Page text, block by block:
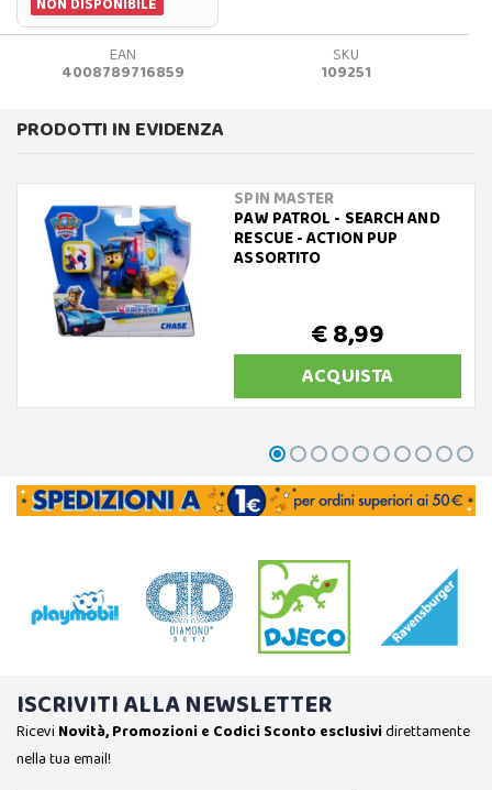
EAN
4008789716859
SKU
109251
PRODOTTI IN EVIDENZA
SPIN MASTER
PAW PATROL - SEARCH AND
RESCUE - ACTION PUP
ASSORTITO
€ 8,99
ACQUISTA
ISCRIVITI ALLA NEWSLETTER
Ricevi Novità, Promozioni e Codici Sconto esclusividirettamente
nella tua email!